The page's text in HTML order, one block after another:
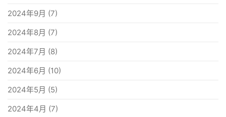
2024年9月 (7)
2024年8月 (7)
2024年7月 (8)
2024年6月 (10)
2024年5月 (5)
2024年4月 (7)